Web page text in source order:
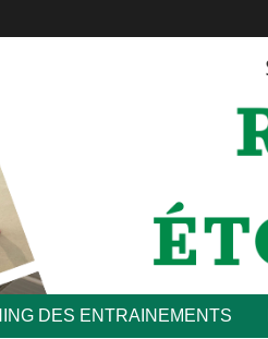
DES ENTRAINEMENTS